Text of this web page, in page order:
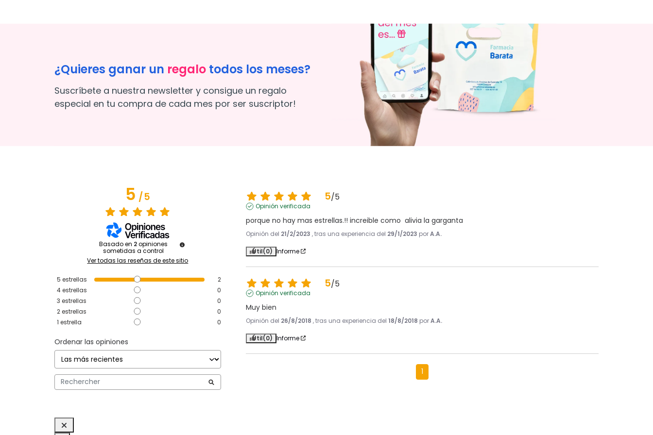
¿Quieres ganar un regalo todos los meses?
Suscríbete a nuestra newsletter y consigue un regalo
especial en tu compra de cada mes por ser suscriptor!
5/5
Basado en 2opiniones
sometidas a control
Ver todas las reseñas de este sitio
5 estrellas
2
4estrellas
0
3 estrellas
0
2estrellas
0
1 estrella 0
Ordenar las opiniones
5/5
Opinión verificada
porque no hay mas estrellas.!! increible como  alivia la garganta
Opinión del 21/2/2023 , tras una experiencia del 29/1/2023 porA.A.
Útil(0) Informe
5/5
Opinión verificada
Muy bien
Opinión del 26/8/2018 , tras una experiencia del 18/8/2018 porA.A.
Útil(0) Informe
1